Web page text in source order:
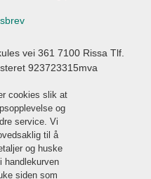
vei 361 7100 Rissa Tlf.
923723315mva
cookies slik at
og
service. Vi
til å
og huske
handlekurven
siden som